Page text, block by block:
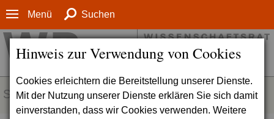
Hinweis zur Verwendung von Cookies
Cookies erleichtern die Bereitstellung unserer Dienste.
Mit der Nutzung unserer Dienste erklären Sie sich damit
einverstanden, dass wir Cookies verwenden. Weitere
Menü Suchen
SERVICE